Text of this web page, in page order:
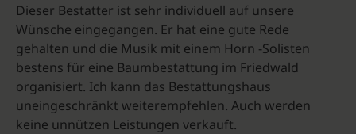
Dieser Bestatter ist sehr individuell auf unsere
Wünsche eingegangen. Er hat eine gute Rede
gehalten und die Musik mit einem Horn -Solisten
bestens für eine Baumbestattung im Friedwald
organisiert. Ich kann das Bestattungshaus
uneingeschränkt weiterempfehlen. Auch werden
keine unnützen Leistungen verkauft.